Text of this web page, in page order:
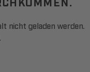
nicht geladen werden.